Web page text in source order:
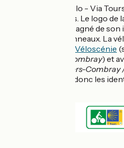
Saint-Jacques à vélo - Via
dans les deux sens. Le logo de
Via Tours accompagné de
indiqué sur les panneaux. La
La Véloscénie
Morhier / Illiers-Combray) et
Illiers-
vous retrouverez donc les